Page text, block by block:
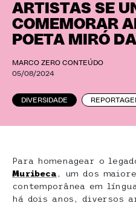
ARTISTAS SE
COMEMORAR
POETA MIRÓ
MARCO ZERO CONTEÚDO
05/08/2024
DIVERSIDADE
Para homenagear o
Muribeca , um dos
contemporânea em
há dois anos, diversos